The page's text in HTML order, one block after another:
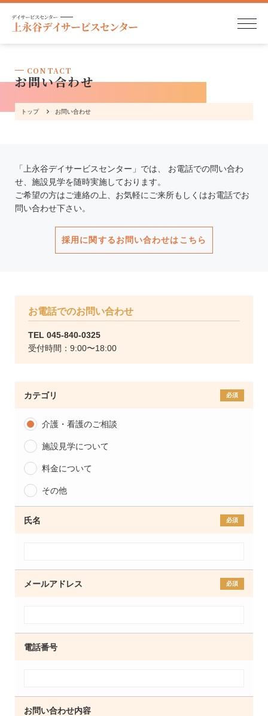
CONTACT
お問い合わせ
トップ お問い合わせ
「上永谷デイサービスセンター」では、
お電話での問い合わ
せ、施設見学を随時実施しております。
ご希望の方はご連絡の上、お気軽にご来所もしくはお電話でお
問い合わせ下さい。
採用に関するお問い合わせはこちら
お電話でのお問い合わせ
TEL 045-840-0325
受付時間：9:00〜18:00
カテゴリ
介護・看護のご相談
施設見学について
料金について
その他
氏名
メールアドレス
電話番号
お問い合わせ内容